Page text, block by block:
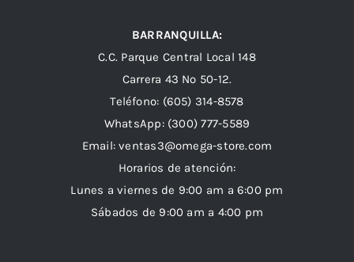
BARRANQUILLA:
C.C. Parque Central Local 148
Carrera 43 Nº 50-12.
Teléfono: (605) 314-8578
WhatsApp: (300) 777-5589
Email: ventas3@omega-store.com
Horarios de atención:
Lunes a viernes de 9:00 am a 6:00 pm
Sábados de 9:00 am a 4:00 pm